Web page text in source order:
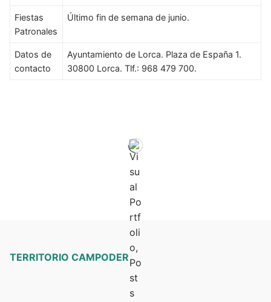
Fiestas
Patronales
Último fin de semana de junio.
Datos de
contacto
Ayuntamiento de Lorca. Plaza de España 1.
30800 Lorca. Tlf.: 968 479 700.
TERRITORIO CAMPODER